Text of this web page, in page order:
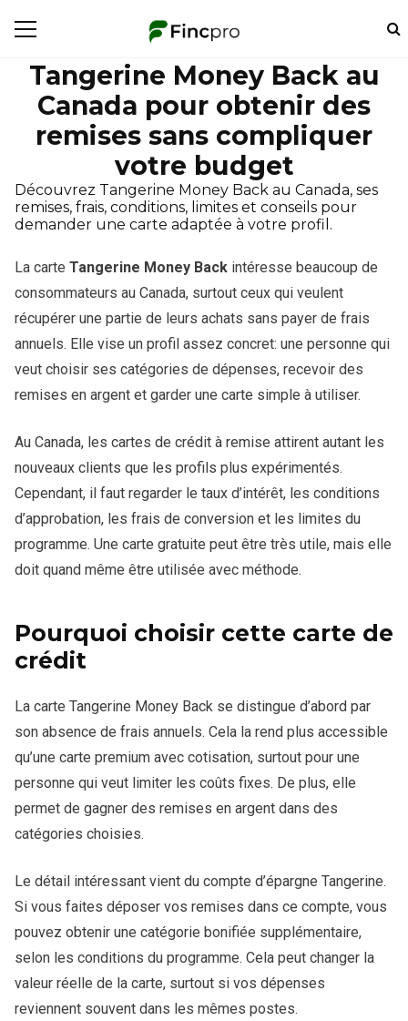
Tangerine Money Back au
Canada pour obtenir des
remises sans compliquer
votre budget
Découvrez Tangerine Money Back au Canada, ses
remises, frais, conditions, limites et conseils pour
demander une carte adaptée à votre profil.
La carte Tangerine Money Back intéresse beaucoup de
consommateurs au Canada, surtout ceux qui veulent
récupérer une partie de leurs achats sans payer de frais
annuels. Elle vise un profil assez concret: une personne qui
veut choisir ses catégories de dépenses, recevoir des
remises en argent et garder une carte simple à utiliser.
Au Canada, les cartes de crédit à remise attirent autant les
nouveaux clients que les profils plus expérimentés.
Cependant, il faut regarder le taux d’intérêt, les conditions
d’approbation, les frais de conversion et les limites du
programme. Une carte gratuite peut être très utile, mais elle
doit quand même être utilisée avec méthode.
Pourquoi choisir cette carte de
crédit
La carte Tangerine Money Back se distingue d’abord par
son absence de frais annuels. Cela la rend plus accessible
qu’une carte premium avec cotisation, surtout pour une
personne qui veut limiter les coûts fixes. De plus, elle
permet de gagner des remises en argent dans des
catégories choisies.
Le détail intéressant vient du compte d’épargne Tangerine.
Si vous faites déposer vos remises dans ce compte, vous
pouvez obtenir une catégorie bonifiée supplémentaire,
selon les conditions du programme. Cela peut changer la
valeur réelle de la carte, surtout si vos dépenses
reviennent souvent dans les mêmes postes.